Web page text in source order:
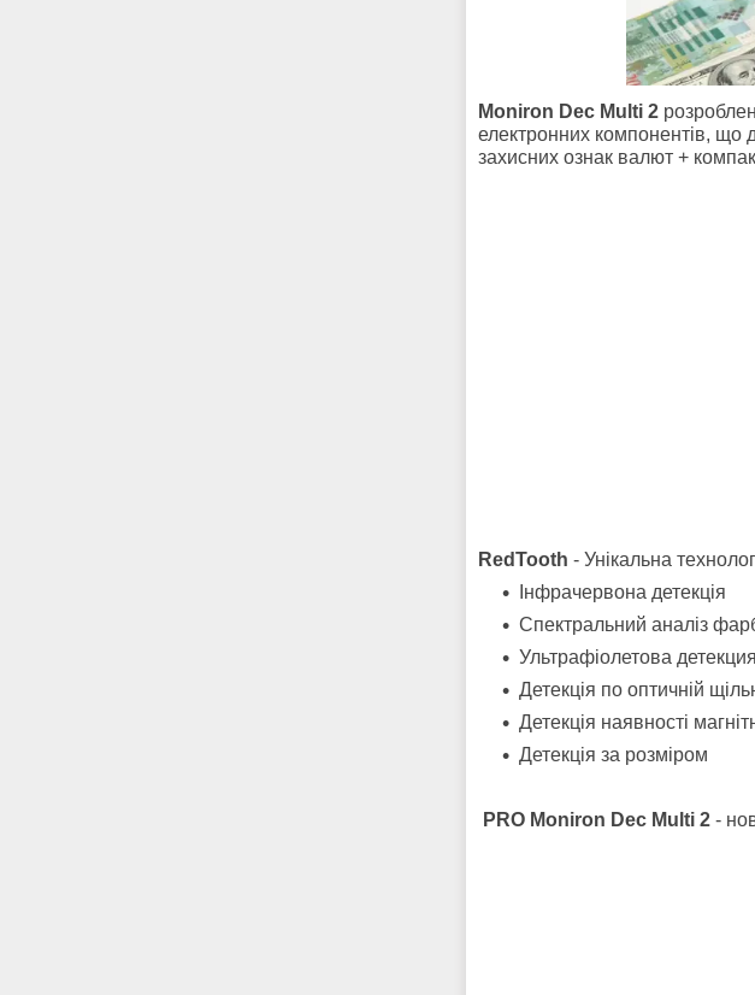
Moniron Dec Multi 2
електронних компонентів, що
захисних ознак валют +
RedTooth - Унікальна
Інфрачервона детекція
Спектральний аналіз
Ультрафіолетова детекция
Детекція по оптичній
Детекція наявності
Детекція за розміром
PRO Moniron Dec Multi 2 -